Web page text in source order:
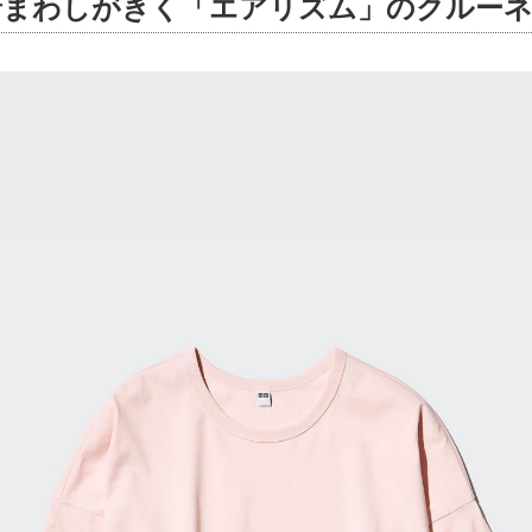
わしがきく「エアリズム」のクルー